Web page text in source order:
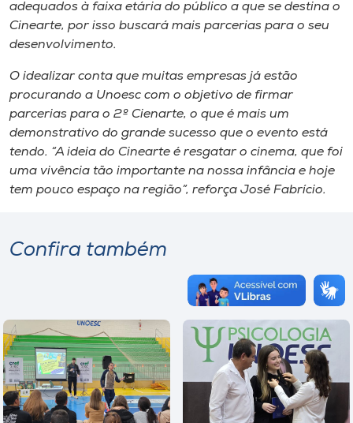
adequados à faixa etária do público a que se destina o
Cinearte, por isso buscará mais parcerias para o seu
desenvolvimento.
O idealizar conta que muitas empresas já estão
procurando a Unoesc com o objetivo de firmar
parcerias para o 2º Cienarte, o que é mais um
demonstrativo do grande sucesso que o evento está
tendo. “A ideia do Cinearte é resgatar o cinema, que foi
uma vivência tão importante na nossa infância e hoje
tem pouco espaço na região”, reforça José Fabrício.
Confira também